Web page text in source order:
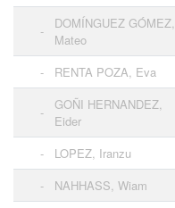
-
DOMÍNGUEZ GÓMEZ,
Mateo
- RENTA POZA, Eva
-
GOÑI HERNANDEZ,
Eider
- LOPEZ, Iranzu
-
NAHHASS, Wiam